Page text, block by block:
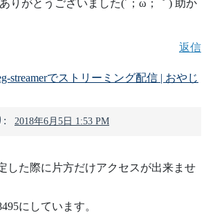
りがとうございました(´；ω；｀) 助か
返信
streamerでストリーミング配信 | おやじ
: 2018年6月5日 1:53 PM
した際に片方だけアクセスが出来ませ
にしています。